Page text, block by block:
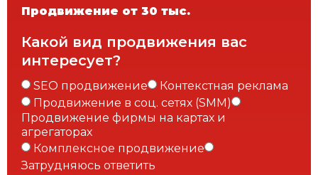
Продвижение от 30 тыс.
Какой вид продвижения вас
интересует?
SEO продвижение
Контекстная реклама
Продвижение в соц. сетях (SMM)
Продвижение фирмы на картах и
агрегаторах
Комплексное продвижение
Затрудняюсь ответить